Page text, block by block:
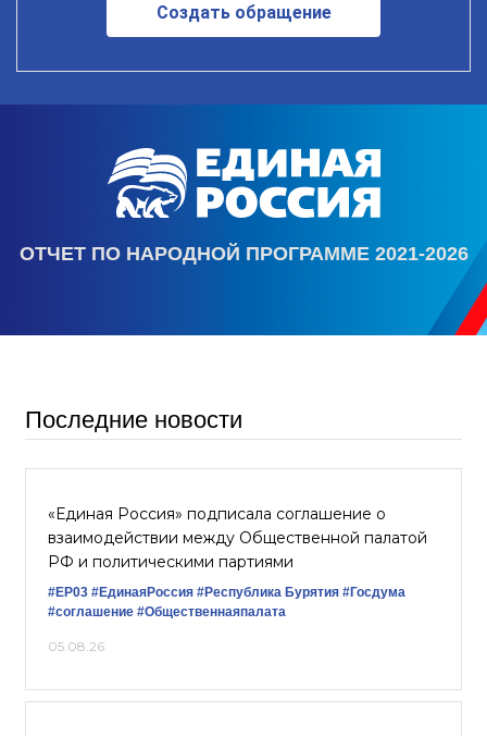
Создать обращение
ОТЧЕТ ПО НАРОДНОЙ ПРОГРАММЕ 2021-2026
Последние новости
«Единая Россия» подписала соглашение о
взаимодействии между Общественной палатой
РФ и политическими партиями
#ЕР03 #ЕдинаяРоссия #Республика Бурятия #Госдума
#соглашение #Общественнаяпалата
05.08.26